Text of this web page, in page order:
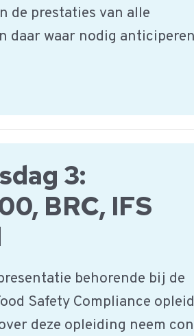
de prestaties van alle
daar waar nodig
3:
BRC, IFS
behorende bij de
Safety Compliance
deze opleiding neem